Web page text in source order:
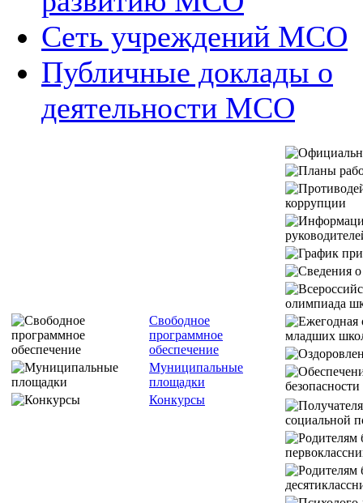
Сеть учреждений МСО
Публичные доклады о
деятельности МСО
Свободное
программное
обеспечение
Муниципальные
площадки
Конкурсы